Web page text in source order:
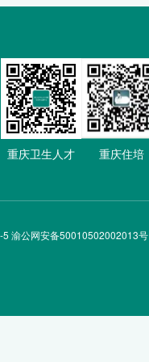
重庆卫生人才 重庆住培
渝公网安备50010502002013号